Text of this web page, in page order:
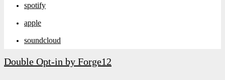
spotify
apple
soundcloud
Double Opt-in by Forge12